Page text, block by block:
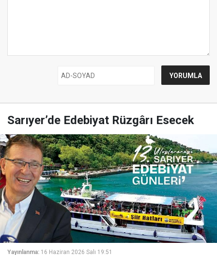
Sarıyer’de Edebiyat Rüzgârı Esecek
Yayınlanma: 16 Haziran 2026 Salı 19:51